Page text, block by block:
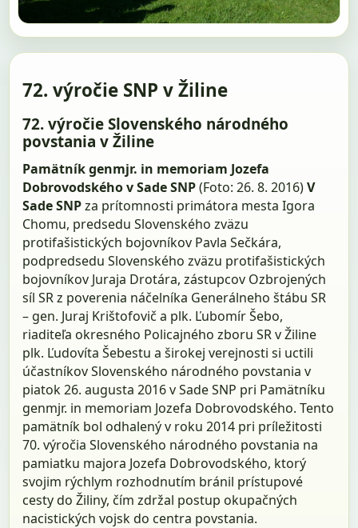
72. výročie SNP v Žiline
72. výročie Slovenského národného
povstania v Žiline
Pamätník genmjr. in memoriam Jozefa
Dobrovodského v Sade SNP(Foto: 26. 8. 2016)V
Sade SNPza prítomnosti primátora mesta Igora
Chomu, predsedu Slovenského zväzu
protifašistických bojovníkov Pavla Sečkára,
podpredsedu Slovenského zväzu protifašistických
bojovníkov Juraja Drotára, zástupcov Ozbrojených
síl SR z poverenia náčelníka Generálneho štábu SR
– gen. Juraj Krištofovič a plk. Ľubomír Šebo,
riaditeľa okresného Policajného zboru SR v Žiline
plk. Ľudovíta Šebestu a širokej verejnosti si uctili
účastníkov Slovenského národného povstania v
piatok 26. augusta 2016 v Sade SNP pri Pamätníku
genmjr. in memoriam Jozefa Dobrovodského. Tento
pamätník bol odhalený v roku 2014 pri príležitosti
70. výročia Slovenského národného povstania na
pamiatku majora Jozefa Dobrovodského, ktorý
svojim rýchlym rozhodnutím bránil prístupové
cesty do Žiliny, čím zdržal postup okupačných
nacistických vojsk do centra povstania.